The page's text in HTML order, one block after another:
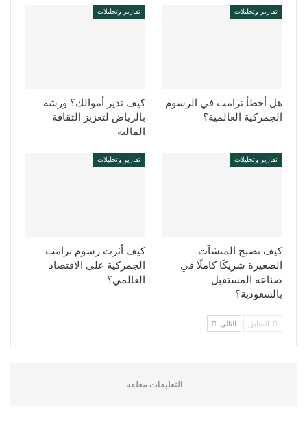
تقارير وتحليلات
هل أخطأ ترامب في الرسوم
الجمركية العالمية؟
تقارير وتحليلات
كيف تدير أموالك؟ ورشة
بالرياض لتعزيز الثقافة
المالية
تقارير وتحليلات
كيف تصبح المنشآت
الصغيرة شريكًا كاملًا في
صناعة المستقبل
بالسعودية؟
تقارير وتحليلات
كيف أثرت رسوم ترامب
الجمركية على الاقتصاد
العالمي؟
السابق التالي
التعليقات مغلقة.